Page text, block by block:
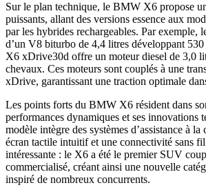
Sur le plan technique, le BMW X6 propose
puissants, allant des versions essence aux
par les hybrides rechargeables. Par exemple,
d’un V8 biturbo de 4,4 litres développant
X6 xDrive30d offre un moteur diesel de 3,0
chevaux. Ces moteurs sont couplés à une
xDrive, garantissant une traction optimale
Les points forts du BMW X6 résident dans
performances dynamiques et ses innovations
modèle intègre des systèmes d’assistance à
écran tactile intuitif et une connectivité sans
intéressante : le X6 a été le premier SUV
commercialisé, créant ainsi une nouvelle
inspiré de nombreux concurrents.